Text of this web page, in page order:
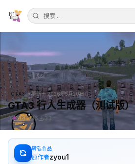
GTA3 •更新于 2026年5月20日
GTA3 行人生成器（测试版）
556 36 33
转载作品
原作者zyou1